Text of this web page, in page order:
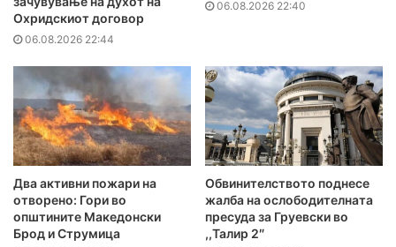
Охридскиот договор
06.08.2026 22:44
06.08.2026 22:40
Два активни пожари на
отворено: Гори во
општините Македонски
Брод и Струмица
Обвинителството поднесе
жалба на ослободителната
пресуда за Груевски во
,,Талир 2″